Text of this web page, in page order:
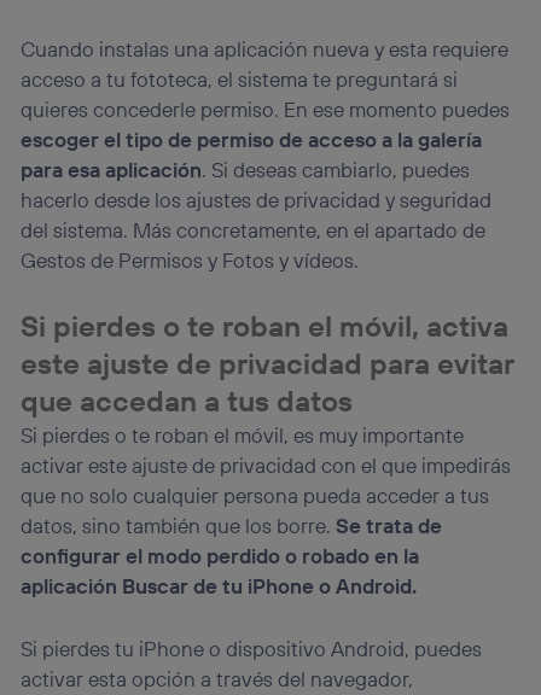
Cuando instalas una aplicación nueva y esta requiere
acceso a tu fototeca, el sistema te preguntará si
quieres concederle permiso. En ese momento puedes
escoger el tipo de permiso de acceso a la galería
para esa aplicación. Si deseas cambiarlo, puedes
hacerlo desde los ajustes de privacidad y seguridad
del sistema. Más concretamente, en el apartado de
Gestos de Permisos y Fotos y vídeos.
Si pierdes o te roban el móvil, activa
este ajuste de privacidad para evitar
que accedan a tus datos
Si pierdes o te roban el móvil, es muy importante
activar este ajuste de privacidad con el que impedirás
que no solo cualquier persona pueda acceder a tus
datos, sino también que los borre.Se trata de
configurar el modo perdido o robado en la
aplicación Buscar de tu iPhone o Android.
Si pierdes tu iPhone o dispositivo Android, puedes
activar esta opción a través del navegador,